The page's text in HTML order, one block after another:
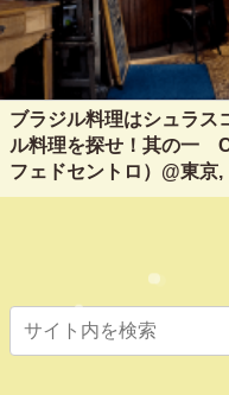
ブラジル料理はシュラス
ル料理を探せ！其の一
フェドセントロ）@東京,